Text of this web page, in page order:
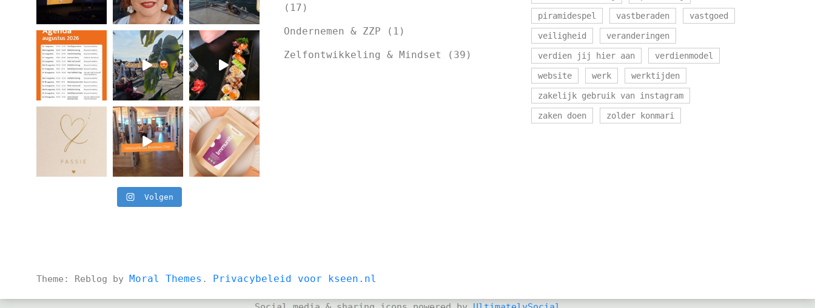
Volgen
(17)
Ondernemen & ZZP (1)
Zelfontwikkeling & Mindset (39)
piramidespel vastberaden vastgoed
veiligheid veranderingen
verdien jij hier aan verdienmodel
website werk werktijden
zakelijk gebruik van instagram
zaken doen zolder konmari
Theme: Reblog by Moral Themes . Privacybeleid voor kseen.nl